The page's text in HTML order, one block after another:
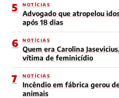
5 NOTÍCIAS
Advogado que atropelou
após 18 dias
6 NOTÍCIAS
Quem era Carolina
vítima de feminicídio
7 NOTÍCIAS
Incêndio em fábrica gerou
animais